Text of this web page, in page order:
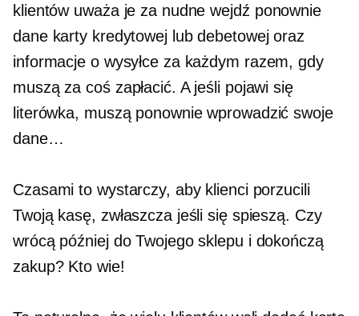
klientów uważa je za nudnewejdź ponownie
dane karty kredytowej lub debetowej oraz
informacje o wysyłce za każdym razem, gdy
muszą za coś zapłacić. A jeśli pojawi się
literówka, muszą ponownie wprowadzić swoje
dane…
Czasami to wystarczy, aby klienci porzucili
Twoją kasę, zwłaszcza jeśli się spieszą. Czy
wrócą później do Twojego sklepu i dokończą
zakup? Kto wie!